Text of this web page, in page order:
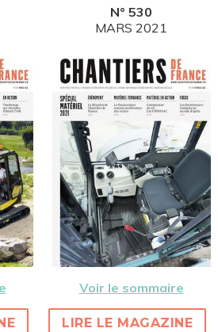
N° 530
MARS 2021
Voir le sommaire
LIRE LE MAGAZINE